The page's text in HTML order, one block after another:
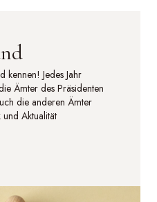
kennen! Jedes Jahr
Ämter des Präsidenten
die anderen Ämter
Aktualität